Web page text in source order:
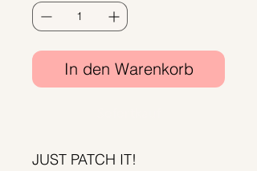
In den Warenkorb
JUST PATCH IT!